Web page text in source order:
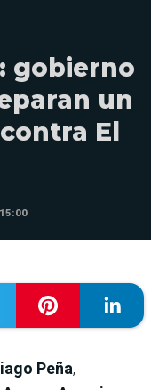
gobierno
un
El
Peña,